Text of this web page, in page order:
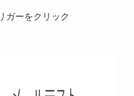
ガーをクリック